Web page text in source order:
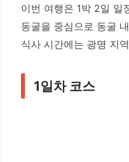
이번 여행은 1박 2일 일
동굴을 중심으로 동굴
식사 시간에는 광명 지
1일차 코스